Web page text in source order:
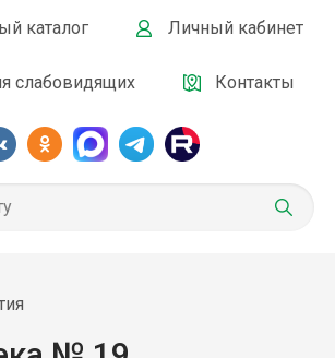
каталог Личный кабинет
слабовидящих Контакты